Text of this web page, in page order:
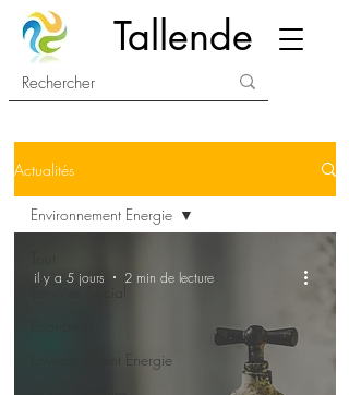
Tallende
Actualités
Services Social
Environnement Energie
Environnement Energie
il y a 5 jours 2 min de lecture